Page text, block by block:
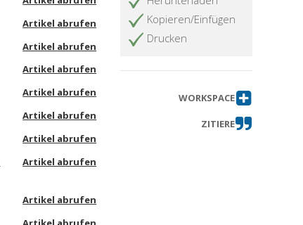
Artikel abrufen
Artikel abrufen
Artikel abrufen
Artikel abrufen
Artikel abrufen
Artikel abrufen
Artikel abrufen
Artikel abrufen
Kopieren/Einfügen
Drucken
WORKSPACE
ZITIERE